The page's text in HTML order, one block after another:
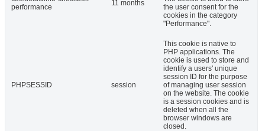
performance
11 months
the user consent for the
cookies in the category
"Performance".
PHPSESSID session
This cookie is native to
PHP applications. The
cookie is used to store and
identify a users' unique
session ID for the purpose
of managing user session
on the website. The cookie
is a session cookies and is
deleted when all the
browser windows are
closed.